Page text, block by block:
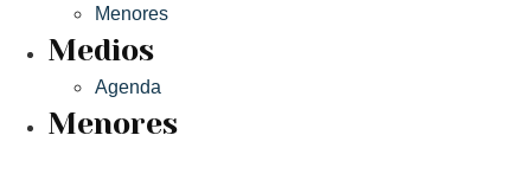
Menores
Medios
Agenda
Menores